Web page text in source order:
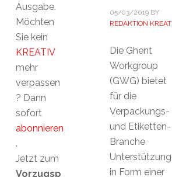
05/03/2019BY
REDAKTION
Die Ghent
Workgroup
(GWG) bietet
für die
Verpackungs-
und Etiketten-
Branche
Unterstützung
in Form einer
Ausgabe.
Möchten
Sie kein
KREATIV
mehr
verpassen
? Dann
sofort
abonnieren
.
Jetzt zum
Vorzugsp